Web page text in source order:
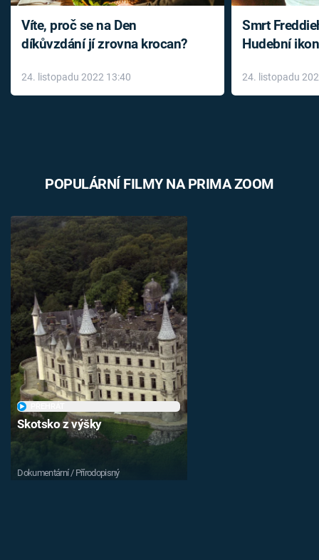
Víte, proč se na Den
díkůvzdání jí zrovna krocan?
24. listopadu 2022 13:40
Smrt
Hudební
léky
24. listopadu
POPULÁRNÍ FILMY NA PRIMA ZOOM
Skotsko z výšky
Dokumentární / Přírodopisný